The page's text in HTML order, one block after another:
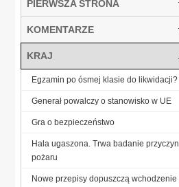
PIERWSZA STRONA
KOMENTARZE
KRAJ
Egzamin po ósmej klasie do likwidacji?
Generał powalczy o stanowisko w UE
Gra o bezpieczeństwo
Hala ugaszona. Trwa badanie przyczyn
pożaru
Nowe przepisy dopuszczą wchodzenie